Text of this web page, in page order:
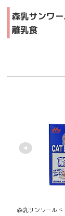
森乳サンワ
離乳食
森乳サンワールド